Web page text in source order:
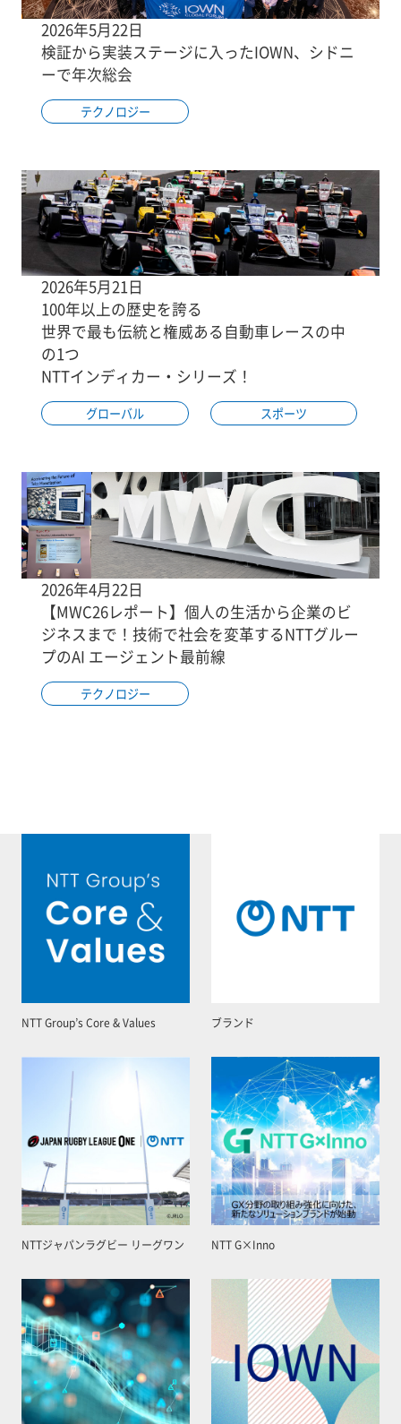
2026年5月22日
検証から実装ステージに入ったIOWN、シドニ
ーで年次総会
テクノロジー
2026年5月21日
100年以上の歴史を誇る
世界で最も伝統と権威ある自動車レースの中
の1つ
NTTインディカー・シリーズ！
グローバル スポーツ
2026年4月22日
【MWC26レポート】個人の生活から企業のビ
ジネスまで！技術で社会を変革するNTTグルー
プのAI エージェント最前線
テクノロジー
NTT Group’s Core & Values ブランド
NTTジャパンラグビー リーグワン NTT G×Inno